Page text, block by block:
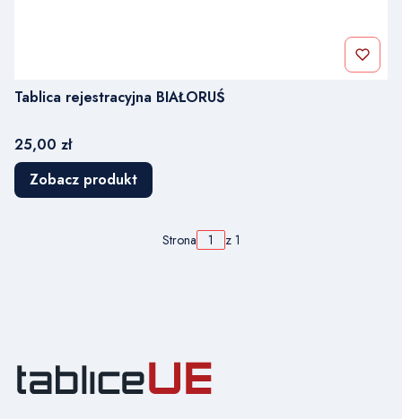
Tablica rejestracyjna BIAŁORUŚ
Cena
25,00 zł
Zobacz produkt
Strona z 1